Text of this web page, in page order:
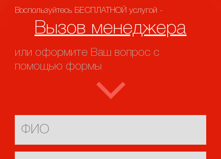
Воспользуйтесь БЕСПЛАТНОЙ услугой -
Вызов менеджера
или оформите Ваш вопрос с
помощью формы